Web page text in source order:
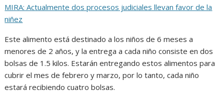
MIRA: Actualmente dos procesos judiciales llevan favor de la
niñez
Este alimento está destinado a los niños de 6 meses a
menores de 2 años, y la entrega a cada niño consiste en dos
bolsas de 1.5 kilos. Estarán entregando estos alimentos para
cubrir el mes de febrero y marzo, por lo tanto, cada niño
estará recibiendo cuatro bolsas.